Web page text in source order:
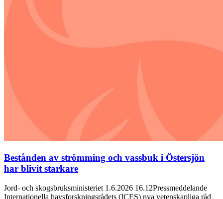
Bestånden av strömming och vassbuk i Östersjön
har blivit starkare
Jord- och skogsbruksministeriet 1.6.2026 16.12Pressmeddelande
Internationella havsforskningsrådets (ICES) nya vetenskapliga råd